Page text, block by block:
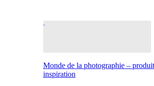
Monde de la photographie –
inspiration